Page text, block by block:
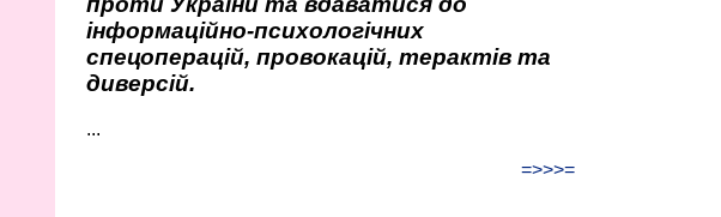
інформаційно-психологічних
спецоперацій, провокацій, терактів та
диверсій.
...
=>>>=